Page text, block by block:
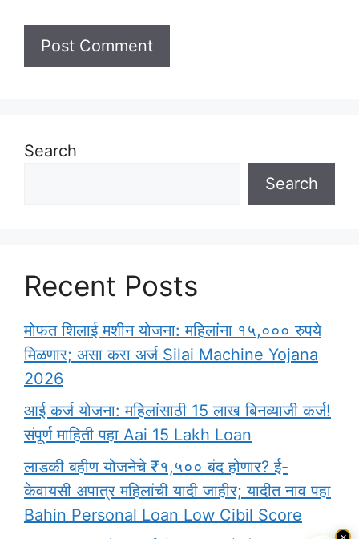
Search
Search
Recent Posts
मोफत शिलाई मशीन योजना: महिलांना १५,००० रुपये
मिळणार; असा करा अर्ज Silai Machine Yojana
2026
आई कर्ज योजना: महिलांसाठी 15 लाख बिनव्याजी कर्ज!
संपूर्ण माहिती पहा Aai 15 Lakh Loan
लाडकी बहीण योजनेचे ₹१,५०० बंद होणार? ई-
केवायसी अपात्र महिलांची यादी जाहीर; यादीत नाव पहा
Bahin Personal Loan Low Cibil Score
×